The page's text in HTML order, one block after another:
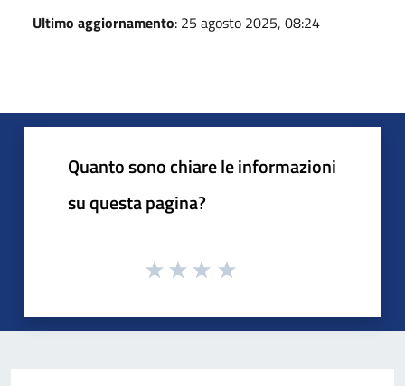
Ultimo aggiornamento: 25 agosto 2025, 08:24
Quanto sono chiare le informazioni
su questa pagina?